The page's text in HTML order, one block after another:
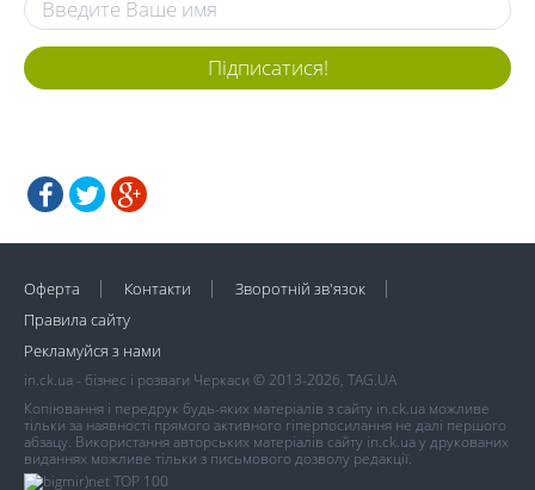
Підписатися!
Оферта Контакти
Зворотній зв'язок
Правила сайту
Рекламуйся з нами
in.ck.ua - бізнес і розваги Черкаси © 2013-2026, TAG.UA
Копіювання і передрук будь-яких матеріалів з сайту in.ck.ua можливе
тільки за наявності прямого активного гіперпосилання не далі першого
абзацу. Використання авторських матеріалів сайту in.ck.ua у друкованих
виданнях можливе тільки з письмового дозволу редакції.